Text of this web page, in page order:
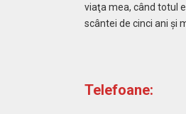
viaţa mea, când totul
scântei de cinci ani şi
Telefoane: